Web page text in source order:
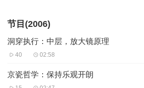
节目(2006)
洞穿执行：中层，放大镜原理
40 02:58
京瓷哲学：保持乐观开朗